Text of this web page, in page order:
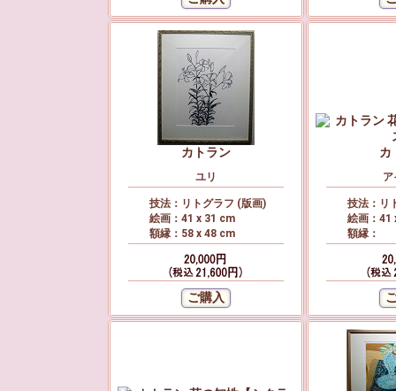
カトラン
ユリ
技法：リトグラフ (版画)
絵画：41 x 31 cm
額縁：58 x 48 cm
カ
ア
技法：リ
絵画：41
額縁：